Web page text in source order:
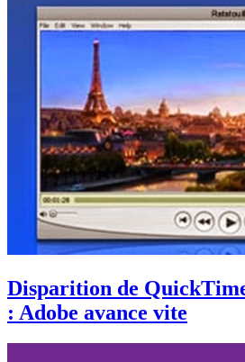
Disparition de
: Adobe avance vite